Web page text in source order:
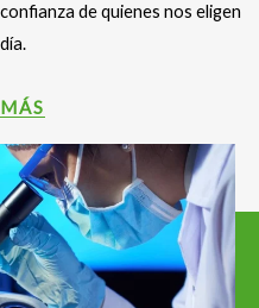
de quienes nos eligen